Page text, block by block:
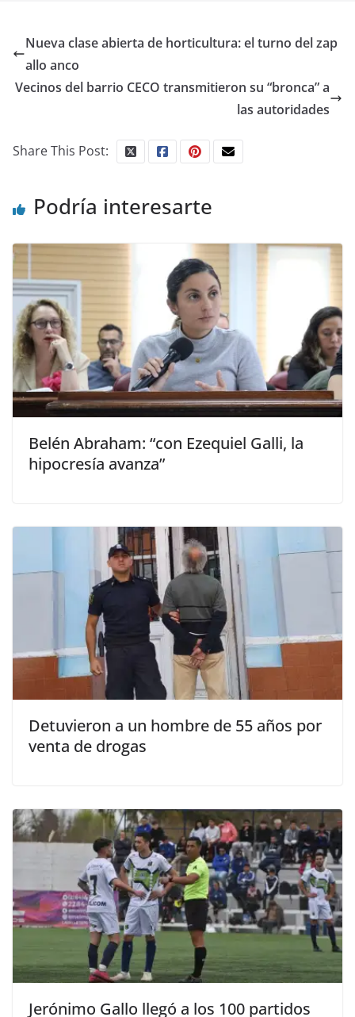
Nueva clase abierta de horticultura: el turno del zap
allo anco
Vecinos del barrio CECO transmitieron su “bronca” a
las autoridades
Share This Post:
Podría interesarte
Belén Abraham: “con Ezequiel Galli, la
hipocresía avanza”
Detuvieron a un hombre de 55 años por
venta de drogas
Jerónimo Gallo llegó a los 100 partidos